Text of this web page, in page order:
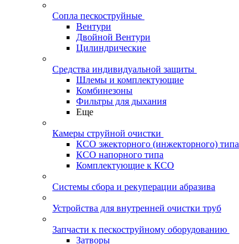
Сопла пескоструйные
Вентури
Двойной Вентури
Цилиндрические
Средства индивидуальной защиты
Шлемы и комплектующие
Комбинезоны
Фильтры для дыхания
Еще
Камеры струйной очистки
КСО эжекторного (инжекторного) типа
КСО напорного типа
Комплектующие к КСО
Системы сбора и рекуперации абразива
Устройства для внутренней очистки труб
Запчасти к пескоструйному оборудованию
Затворы